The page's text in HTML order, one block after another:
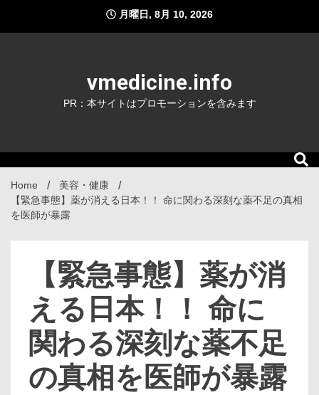
content
月曜日, 8月 10, 2026
vmedicine.info
PR：本サイトはプロモーションを含みます
Home
美容・健康
【緊急事態】薬が消える日本！！ 命に関わる深刻な薬不足の真相
を医師が暴露
【緊急事態】薬が消
える日本！！ 命に
関わる深刻な薬不足
の真相を医師が暴露